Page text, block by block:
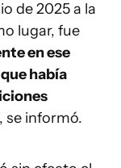
de 2025 a la
lugar, fue
en ese
había
se informó.